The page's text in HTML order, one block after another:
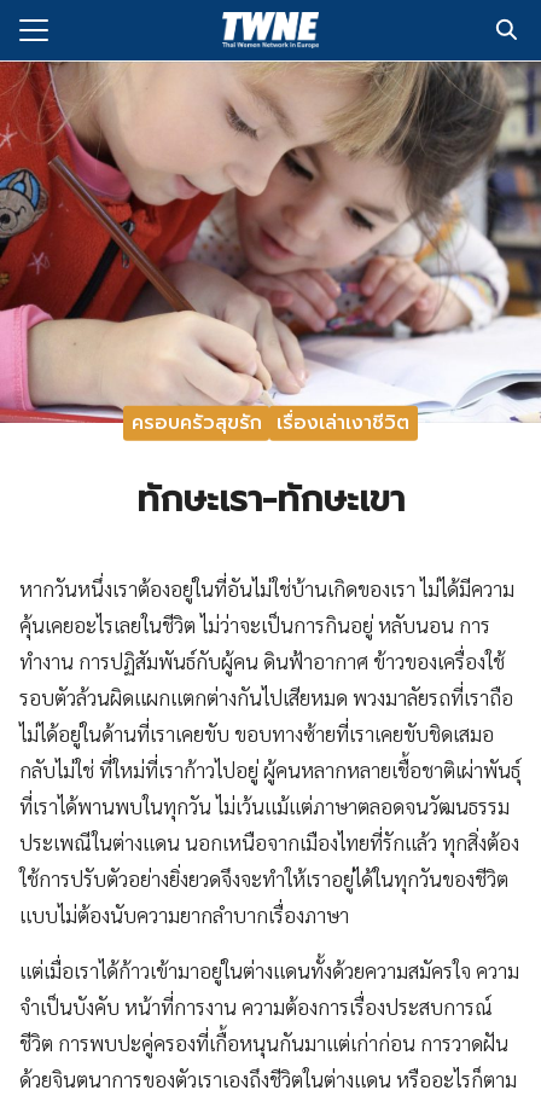
Skip
content
รา
มพ์
า
Search
for:
ครอบครัวสุขรัก เรื่องเล่าเงาชีวิต
ทักษะเรา-ทักษะเขา
หากวันหนึ่งเราต้องอยู่ในที่อันไม่ใช่บ้านเกิดของเรา ไม่ได้มีความ
คุ้นเคยอะไรเลยในชีวิต ไม่ว่าจะเป็นการกินอยู่ หลับนอน การ
ทำงาน การปฏิสัมพันธ์กับผู้คน ดินฟ้าอากาศ ข้าวของเครื่องใช้
รอบตัวล้วนผิดแผกแตกต่างกันไปเสียหมด พวงมาลัยรถที่เราถือ
ไม่ได้อยู่ในด้านที่เราเคยขับ ขอบทางซ้ายที่เราเคยขับชิดเสมอ
กลับไม่ใช่ ที่ใหม่ที่เราก้าวไปอยู่ ผู้คนหลากหลายเชื้อชาติเผ่าพันธุ์
ที่เราได้พานพบในทุกวัน ไม่เว้นแม้แต่ภาษาตลอดจนวัฒนธรรม
ประเพณีในต่างแดน นอกเหนือจากเมืองไทยที่รักแล้ว ทุกสิ่งต้อง
ใช้การปรับตัวอย่างยิ่งยวดจึงจะทำให้เราอยู่ได้ในทุกวันของชีวิต
แบบไม่ต้องนับความยากลำบากเรื่องภาษา
แต่เมื่อเราได้ก้าวเข้ามาอยู่ในต่างแดนทั้งด้วยความสมัครใจ ความ
จำเป็นบังคับ หน้าที่การงาน ความต้องการเรื่องประสบการณ์
ชีวิต การพบปะคู่ครองที่เกื้อหนุนกันมาแต่เก่าก่อน การวาดฝัน
ด้วยจินตนาการของตัวเราเองถึงชีวิตในต่างแดน หรืออะไรก็ตาม